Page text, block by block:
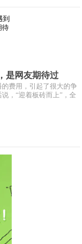
是网友期待过
费用，引起了很大的争
，“迎着板砖而上”，全